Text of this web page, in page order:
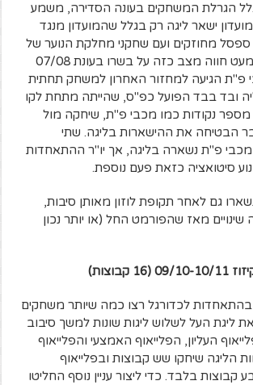
הגרלת המשחקים בעונה הסדירה, משמע
ישאר ליגה רק בגלל שהמועדון מנגד
מחוזקים ועם שחקני מחלקת הנוער של
המועדון. לוזון כמעט חווה מצב כזה על בשרו בעונת 07/08
פ"ת הגיעה למחזור האחרון למשחק תחתית
ובד בבד הפועל כפ"ס, שהייתה מתחת לקו
מספר נקודות כמו מכבי פ"ת, שיחקה מול
הבטיחה את ההישארות בליגה. שתי
ומכבי פ"ת נשארה בליגה, אך יו"ר ההתאחדות
סיטואציה כזאת פעם נוספת.
גם לאחר תקופת לוזון מאותן סיבות,
מאז שהפורמט החל (או יותר נכון
קבוצות)
בהתאחדות לכדורגל רצו כמה שיותר משחקים
את ליגת העל לשלוש ליגות שונות למשך סיבוב
העליון, הפלייאוף האמצעי והפלייאוף
הליגה שיחקו שש קבוצות ובפלייאוף
בלבד. כדי ליצור עניין נוסף החליטו